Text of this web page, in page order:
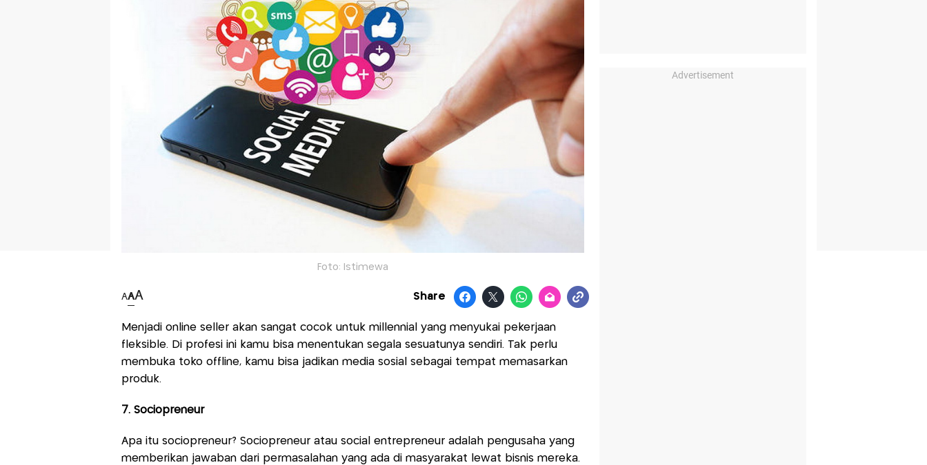
Foto: Istimewa
AAA Share
Menjadi online seller akan sangat cocok untuk millennial yang menyukai pekerjaan
fleksible. Di profesi ini kamu bisa menentukan segala sesuatunya sendiri. Tak perlu
membuka toko offline, kamu bisa jadikan media sosial sebagai tempat memasarkan
produk.
7. Sociopreneur
Apa itu sociopreneur? Sociopreneur atau social entrepreneur adalah pengusaha yang
memberikan jawaban dari permasalahan yang ada di masyarakat lewat bisnis mereka.
Advertisement